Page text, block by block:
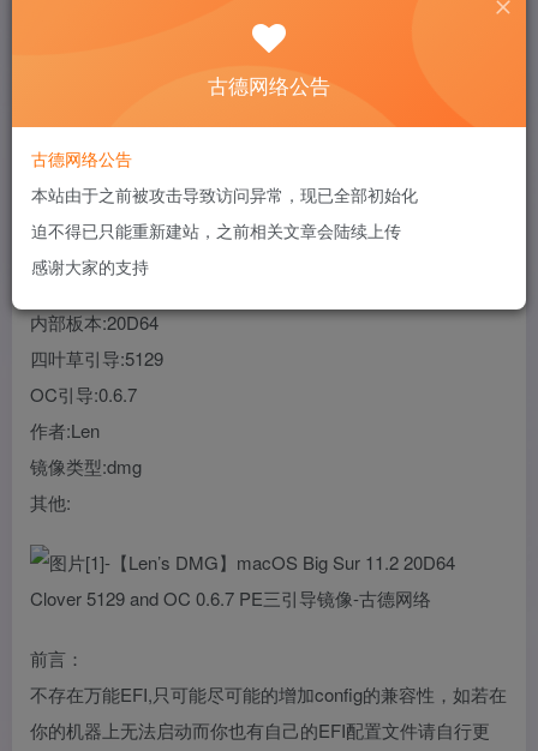
￥2
免费
内部板本:20D64
四叶草引导:5129
OC引导:0.6.7
作者:Len
镜像类型:dmg
其他:
前言：
不存在万能EFI,只可能尽可能的增加config的兼容性，如若在
你的机器上无法启动而你也有自己的EFI配置文件请自行更
古德网络公告
古德网络公告
本站由于之前被攻击导致访问异常，现已全部初始化
迫不得已只能重新建站，之前相关文章会陆续上传
感谢大家的支持